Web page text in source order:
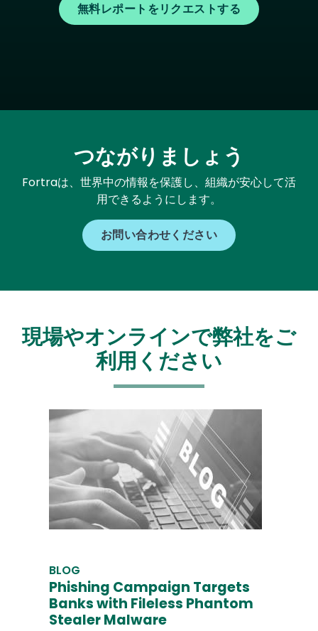
無料レポートをリクエストする
つながりましょう
Fortraは、世界中の情報を保護し、組織が安心して活
用できるようにします。
お問い合わせください
現場やオンラインで弊社をご
利用ください
BLOG
Phishing Campaign Targets
Banks with Fileless Phantom
Stealer Malware